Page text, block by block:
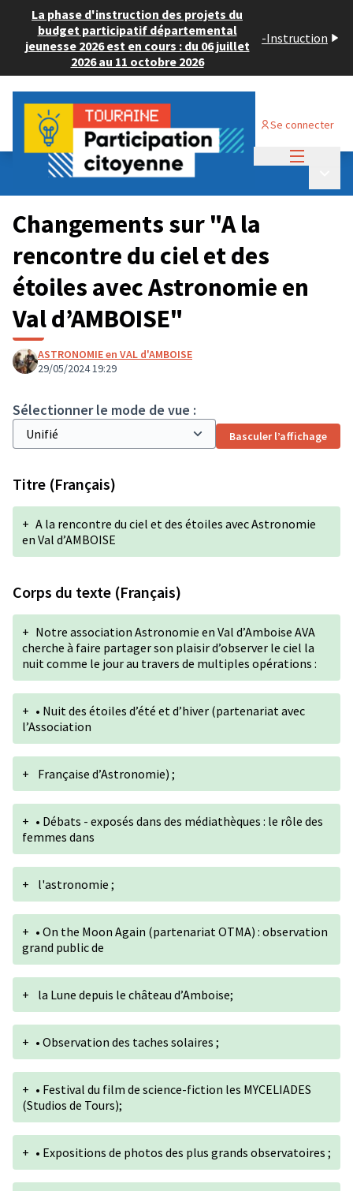
La phase d'instruction des projets du
budget participatif départemental
jeunesse 2026 est en cours : du 06 juillet
2026 au 11 octobre 2026
-Instruction
Se connecter
Budget Participatif ADULTE 2024
💡 Déposer un projet
Changements sur "A la
rencontre du ciel et des
étoiles avec Astronomie en
Val d’AMBOISE"
ASTRONOMIE en VAL d'AMBOISE
29/05/2024 19:29
Sélectionner le mode de vue :
Basculer l’affichage
Titre (Français)
+ A la rencontre du ciel et des étoiles avec Astronomie
en Val d’AMBOISE
Corps du texte (Français)
+ Notre association Astronomie en Val d’Amboise AVA
cherche à faire partager son plaisir d’observer le ciel la
nuit comme le jour au travers de multiples opérations :
+ • Nuit des étoiles d’été et d’hiver (partenariat avec
l’Association
+ Française d’Astronomie) ;
+ • Débats - exposés dans des médiathèques : le rôle des
femmes dans
+ l'astronomie ;
+ • On the Moon Again (partenariat OTMA) : observation
grand public de
+ la Lune depuis le château d’Amboise;
+ • Observation des taches solaires ;
+ • Festival du film de science-fiction les MYCELIADES
(Studios de Tours);
+ • Expositions de photos des plus grands observatoires ;